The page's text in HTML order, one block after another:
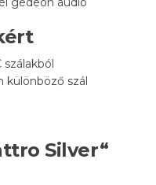
különböző szál
Silver“